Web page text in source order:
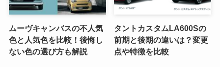
ムーヴキャンバスの不人気
色と人気色を比較！後悔し
ない色の選び方も解説
タントカスタムLA600Sの
前期と後期の違いは？変更
点や特徴を比較